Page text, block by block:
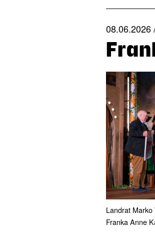
08.06.2026
Landrat
Franka Anne